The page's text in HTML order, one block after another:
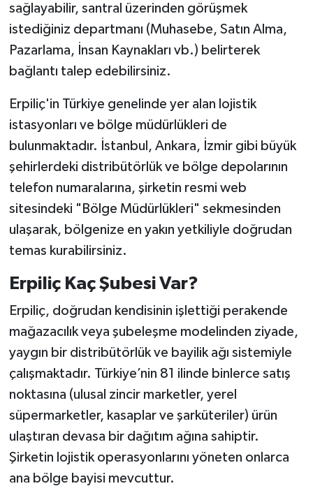
sağlayabilir, santral üzerinden görüşmek
istediğiniz departmanı (Muhasebe, Satın Alma,
Pazarlama, İnsan Kaynakları vb.) belirterek
bağlantı talep edebilirsiniz.
Erpiliç'in Türkiye genelinde yer alan lojistik
istasyonları ve bölge müdürlükleri de
bulunmaktadır. İstanbul, Ankara, İzmir gibi büyük
şehirlerdeki distribütörlük ve bölge depolarının
telefon numaralarına, şirketin resmi web
sitesindeki "Bölge Müdürlükleri" sekmesinden
ulaşarak, bölgenize en yakın yetkiliyle doğrudan
temas kurabilirsiniz.
Erpiliç Kaç Şubesi Var?
Erpiliç, doğrudan kendisinin işlettiği perakende
mağazacılık veya şubeleşme modelinden ziyade,
yaygın bir distribütörlük ve bayilik ağı sistemiyle
çalışmaktadır. Türkiye’nin 81 ilinde binlerce satış
noktasına (ulusal zincir marketler, yerel
süpermarketler, kasaplar ve şarküteriler) ürün
ulaştıran devasa bir dağıtım ağına sahiptir.
Şirketin lojistik operasyonlarını yöneten onlarca
ana bölge bayisi mevcuttur.